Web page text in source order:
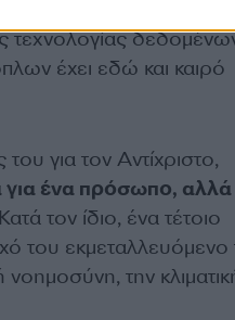
τεχνολογίας
έχει εδώ και καιρό
για τον Αντίχριστο,
για ένα πρόσωπο,
τον ίδιο, ένα τέτοιο
του εκμεταλλευόμενο
την